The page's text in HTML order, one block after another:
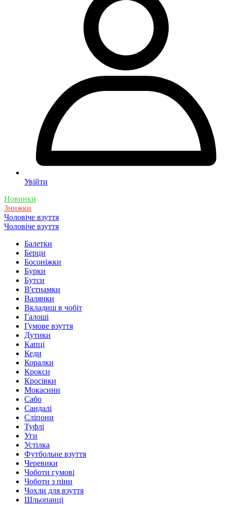
Увійти
Новинки
Знижки
Чоловіче взуття
Чоловіче взуття
Балетки
Берци
Босоніжки
Бурки
Бутси
В'єтнамки
Валянки
Вкладиш в чобіт
Галоші
Гумове взуття
Дутики
Капці
Кеди
Коралки
Крокси
Кросівки
Мокасини
Сабо
Сандалі
Сліпони
Туфлі
Уги
Устілка
Футбольне взуття
Черевики
Чоботи гумові
Чоботи з піни
Чохли для взуття
Шльопанці